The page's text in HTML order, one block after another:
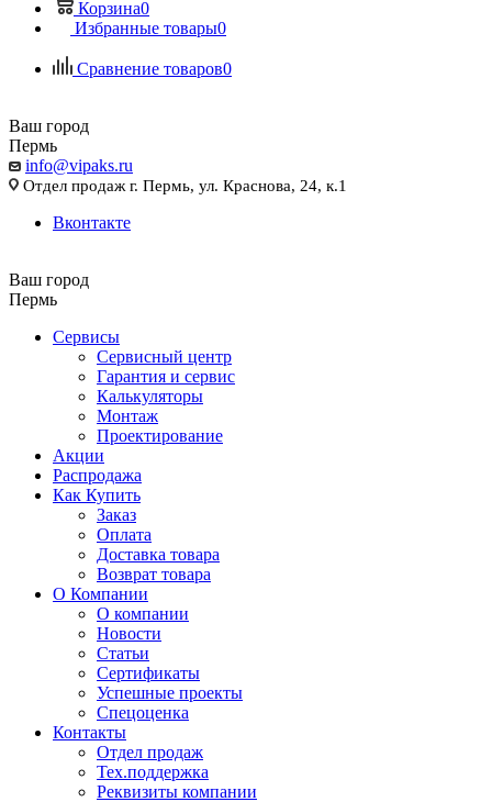
Корзина0
Избранные товары0
Сравнение товаров0
Ваш город
Пермь
info@vipaks.ru
Отдел продаж г. Пермь, ул. Краснова, 24, к.1
Вконтакте
Ваш город
Пермь
Сервисы
Сервисный центр
Гарантия и сервис
Калькуляторы
Монтаж
Проектирование
Акции
Распродажа
Как Купить
Заказ
Оплата
Доставка товара
Возврат товара
О Компании
О компании
Новости
Статьи
Сертификаты
Успешные проекты
Спецоценка
Контакты
Отдел продаж
Тех.поддержка
Реквизиты компании